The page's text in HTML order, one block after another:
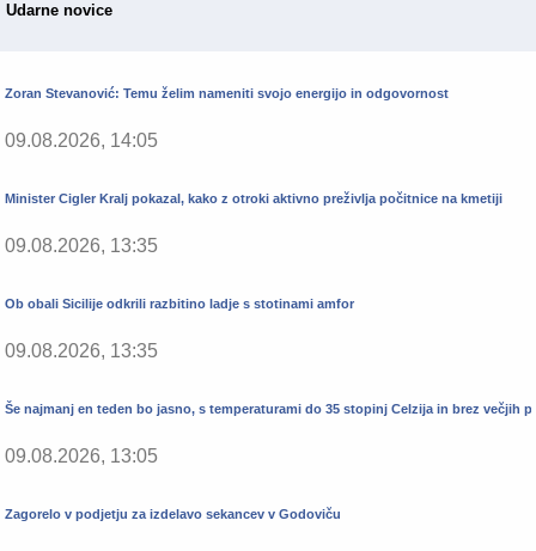
Udarne novice
Zoran Stevanović: Temu želim nameniti svojo energijo in odgovornost
09.08.2026, 14:05
Minister Cigler Kralj pokazal, kako z otroki aktivno preživlja počitnice na kmetiji
09.08.2026, 13:35
Ob obali Sicilije odkrili razbitino ladje s stotinami amfor
09.08.2026, 13:35
Še najmanj en teden bo jasno, s temperaturami do 35 stopinj Celzija in brez večjih
09.08.2026, 13:05
Zagorelo v podjetju za izdelavo sekancev v Godoviču